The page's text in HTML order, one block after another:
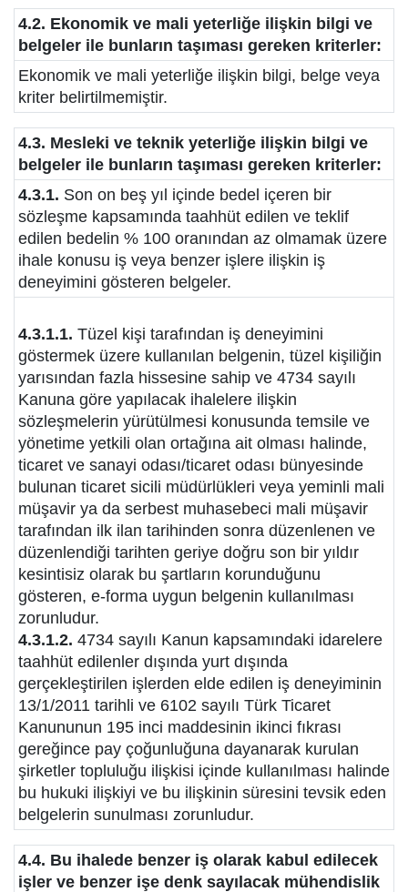
4.2. Ekonomik ve mali yeterliğe ilişkin bilgi ve
belgeler ile bunların taşıması gereken kriterler:
Ekonomik ve mali yeterliğe ilişkin bilgi, belge veya
kriter belirtilmemiştir.
4.3. Mesleki ve teknik yeterliğe ilişkin bilgi ve
belgeler ile bunların taşıması gereken kriterler:
4.3.1. Son on beş yıl içinde bedel içeren bir
sözleşme kapsamında taahhüt edilen ve teklif
edilen bedelin % 100 oranından az olmamak üzere
ihale konusu iş veya benzer işlere ilişkin iş
deneyimini gösteren belgeler.
4.3.1.1. Tüzel kişi tarafından iş deneyimini
göstermek üzere kullanılan belgenin, tüzel kişiliğin
yarısından fazla hissesine sahip ve 4734 sayılı
Kanuna göre yapılacak ihalelere ilişkin
sözleşmelerin yürütülmesi konusunda temsile ve
yönetime yetkili olan ortağına ait olması halinde,
ticaret ve sanayi odası/ticaret odası bünyesinde
bulunan ticaret sicili müdürlükleri veya yeminli mali
müşavir ya da serbest muhasebeci mali müşavir
tarafından ilk ilan tarihinden sonra düzenlenen ve
düzenlendiği tarihten geriye doğru son bir yıldır
kesintisiz olarak bu şartların korunduğunu
gösteren, e-forma uygun belgenin kullanılması
zorunludur.
4.3.1.2. 4734 sayılı Kanun kapsamındaki idarelere
taahhüt edilenler dışında yurt dışında
gerçekleştirilen işlerden elde edilen iş deneyiminin
13/1/2011 tarihli ve 6102 sayılı Türk Ticaret
Kanununun 195 inci maddesinin ikinci fıkrası
gereğince pay çoğunluğuna dayanarak kurulan
şirketler topluluğu ilişkisi içinde kullanılması halinde
bu hukuki ilişkiyi ve bu ilişkinin süresini tevsik eden
belgelerin sunulması zorunludur.
4.4. Bu ihalede benzer iş olarak kabul edilecek
işler ve benzer işe denk sayılacak mühendislik